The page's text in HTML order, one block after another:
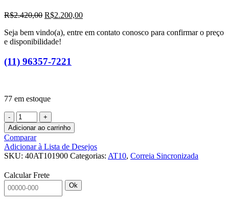
R$2.420,00 O
original
era:
R$2.200,00O
atual
Seja bem vindo(a), entre em contato conosco para confirmar o preço
e disponibilidade!
(11) 96357-7221
77 em estoque
CORREIA
SINCRONIZADA
40
AT10
1900
PU
ACO
J
ST
REV
Adicionar ao carrinho
Comparar
Adicionar à Lista de Desejos
SKU: 40AT101900 Categorias: AT10, Correia Sincronizada
Calcular Frete
Ok